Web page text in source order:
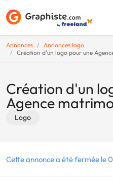
Annonces
Annonces logo
Création d'un logo pour une
Création d'un
Agence
Logo
Cette annonce a été fermée le